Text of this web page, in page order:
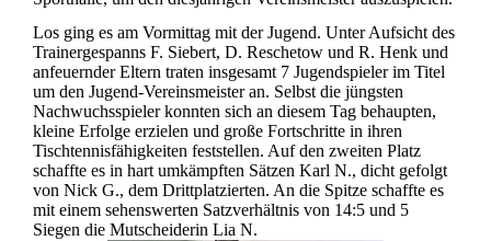
Los ging es am Vormittag mit der Jugend. Unter Aufsicht des
Trainergespanns F. Siebert, D. Reschetow und R. Henk und
anfeuernder Eltern traten insgesamt 7 Jugendspieler im Titel
um den Jugend-Vereinsmeister an. Selbst die jüngsten
Nachwuchsspieler konnten sich an diesem Tag behaupten,
kleine Erfolge erzielen und große Fortschritte in ihren
Tischtennisfähigkeiten feststellen. Auf den zweiten Platz
schaffte es in hart umkämpften Sätzen Karl N., dicht gefolgt
von Nick G., dem Drittplatzierten. An die Spitze schaffte es
mit einem sehenswerten Satzverhältnis von 14:5 und 5
Siegen die Mutscheiderin Lia N.